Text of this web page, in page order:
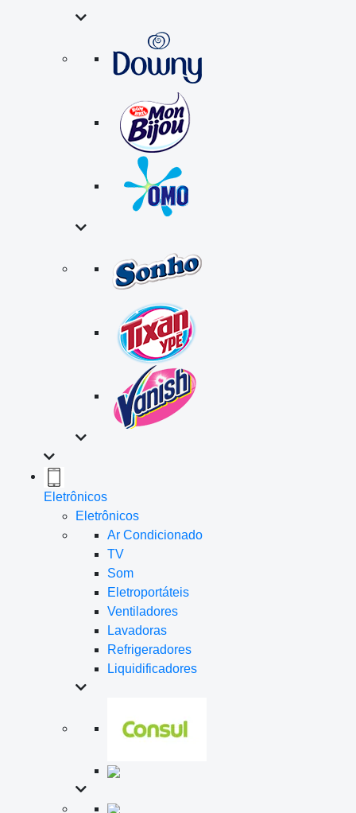
Eletrônicos
Eletrônicos
Ar Condicionado
TV
Som
Eletroportáteis
Ventiladores
Lavadoras
Refrigeradores
Liquidificadores